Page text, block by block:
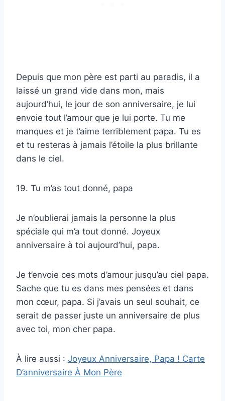
Depuis que mon père est parti au paradis, il a
laissé un grand vide dans mon, mais
aujourd’hui, le jour de son anniversaire, je lui
envoie tout l’amour que je lui porte. Tu me
manques et je t’aime terriblement papa. Tu es
et tu resteras à jamais l’étoile la plus brillante
dans le ciel.
19. Tu m’as tout donné, papa
Je n’oublierai jamais la personne la plus
spéciale qui m’a tout donné. Joyeux
anniversaire à toi aujourd’hui, papa.
Je t’envoie ces mots d’amour jusqu’au ciel papa.
Sache que tu es dans mes pensées et dans
mon cœur, papa. Si j’avais un seul souhait, ce
serait de passer juste un anniversaire de plus
avec toi, mon cher papa.
À lire aussi : Joyeux Anniversaire, Papa ! Carte
D’anniversaire À Mon Père